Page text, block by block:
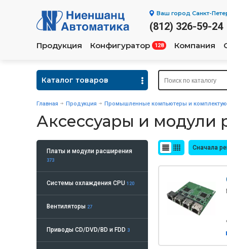
Ваш город Санкт-
(812) 326-59-24
Продукция Конфигуратор 128 Компания
Каталог товаров
Главная Продукция Промышленные компьютеры и
Аксессуары и модули
Платы и модули расширения
373
Системы охлаждения CPU 120
Вентиляторы 27
Приводы CD/DVD/BD и FDD 3
Сначала